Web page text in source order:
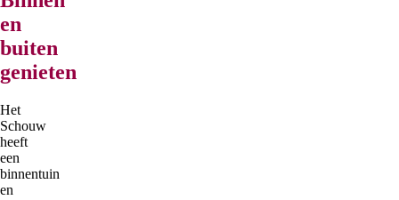
en
buiten
genieten
Het
Schouw
heeft
een
binnentuin
en